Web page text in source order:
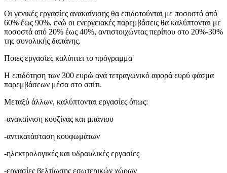
Οι γενικές εργασίες ανακαίνισης θα επιδοτούνται με ποσοστό από
60% έως 90%, ενώ οι ενεργειακές παρεμβάσεις θα καλύπτονται με
ποσοστά από 20% έως 40%, αντιστοιχώντας περίπου στο 20%-30%
της συνολικής δαπάνης.
Ποιες εργασίες καλύπτει το πρόγραμμα
Η επιδότηση των 300 ευρώ ανά τετραγωνικό αφορά ευρύ φάσμα
παρεμβάσεων μέσα στο σπίτι.
Μεταξύ άλλων, καλύπτονται εργασίες όπως:
-ανακαίνιση κουζίνας και μπάνιου
-αντικατάσταση κουφωμάτων
-ηλεκτρολογικές και υδραυλικές εργασίες
-εργασίες βελτίωσης εσωτερικών χώρων